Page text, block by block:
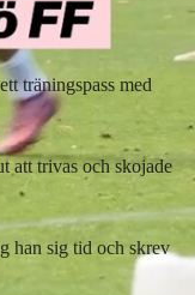
träningspass med
att trivas och skojade
han sig tid och skrev